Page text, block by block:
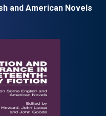
and American Novels